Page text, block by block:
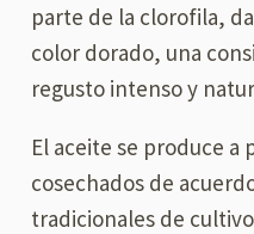
parte de la clorofila,
color dorado, una
regusto intenso y
El aceite se produce a
cosechados de
tradicionales de